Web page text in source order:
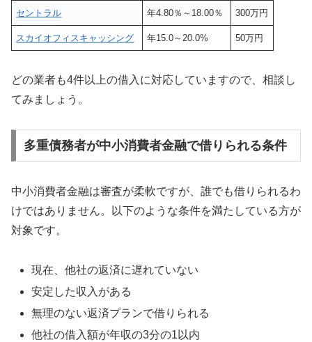
セントラル 年4.80％～18.00％ 300万円
スカイオフィスキャッシング 年15.0～20.0% 50万円
どの業者も4件以上の借入に対応していますので、相談し
てみましょう。
多重債務者が中小消費者金融で借りられる条件
中小消費者金融は審査が柔軟ですが、誰でも借りられるわ
けではありません。以下のような条件を満たしている方が
対象です。
現在、他社の返済に遅れていない
安定した収入がある
無理のない返済プランで借りられる
他社の借入額が年収の3分の1以内